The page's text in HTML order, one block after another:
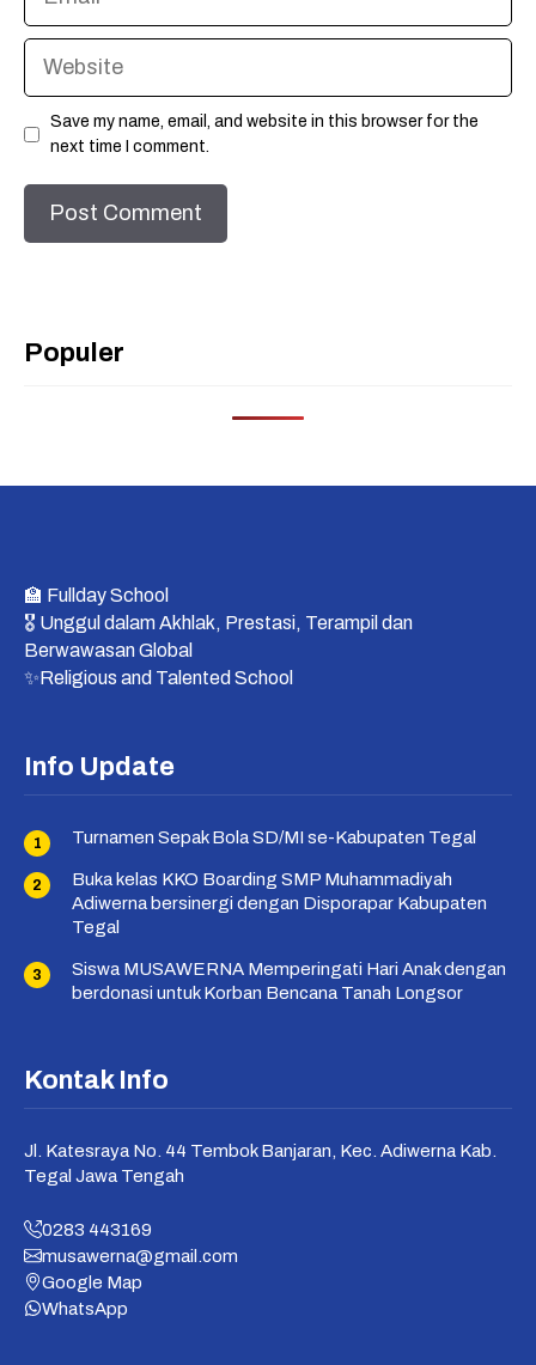
Website
Save my name, email, and website in this browser for the
next time I comment.
Populer
🏫 Fullday School
🎖 Unggul dalam Akhlak, Prestasi, Terampil dan
Berwawasan Global
✨Religious and Talented School
Info Update
Turnamen Sepak Bola SD/MI se-Kabupaten Tegal
Buka kelas KKO Boarding SMP Muhammadiyah
Adiwerna bersinergi dengan Disporapar Kabupaten
Tegal
Siswa MUSAWERNA Memperingati Hari Anak dengan
berdonasi untuk Korban Bencana Tanah Longsor
Kontak Info
Jl. Katesraya No. 44 Tembok Banjaran, Kec. Adiwerna Kab.
Tegal Jawa Tengah
0283 443169
musawerna@gmail.com
Google Map
WhatsApp